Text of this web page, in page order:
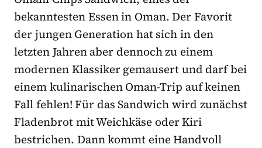
bekanntesten Essen in Oman. Der Favorit
der jungen Generation hat sich in den
letzten Jahren aber dennoch zu einem
modernen Klassiker gemausert und darf bei
einem kulinarischen Oman-Trip auf keinen
Fall fehlen! Für das Sandwich wird zunächst
Fladenbrot mit Weichkäse oder Kiri
bestrichen. Dann kommt eine Handvoll